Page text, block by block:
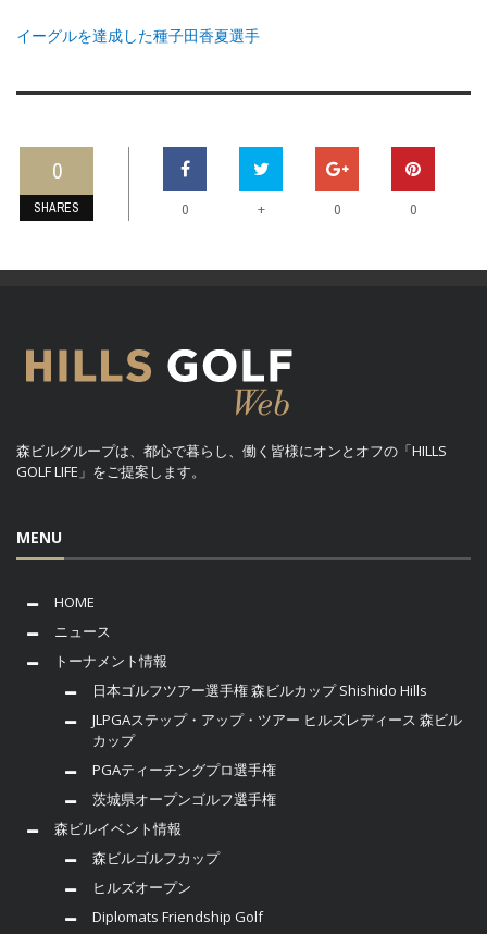
イーグルを達成した種子田香夏選手
0
SHARES 0 + 0 0
森ビルグループは、都心で暮らし、働く皆様にオンとオフの「HILLS
GOLF LIFE」をご提案します。
MENU
HOME
ニュース
トーナメント情報
日本ゴルフツアー選手権 森ビルカップ Shishido Hills
JLPGAステップ・アップ・ツアー ヒルズレディース 森ビル
カップ
PGAティーチングプロ選手権
茨城県オープンゴルフ選手権
森ビルイベント情報
森ビルゴルフカップ
ヒルズオープン
Diplomats Friendship Golf